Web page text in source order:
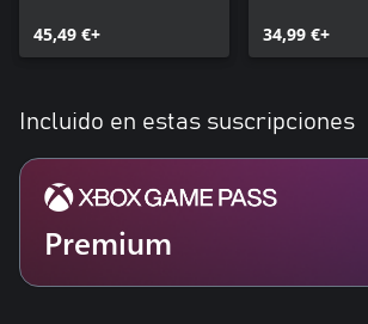
45,49 €+ 34,99 €+
Incluido en estas suscripciones
Premium